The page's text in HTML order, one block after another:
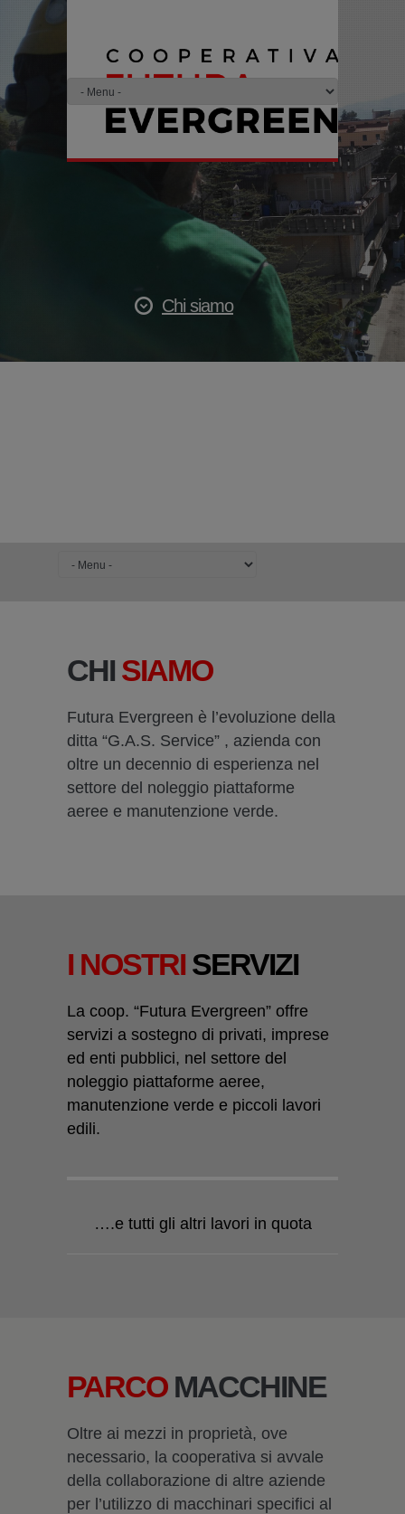
Chi siamo
CHI SIAMO
Futura Evergreen è l’evoluzione della
ditta “G.A.S. Service” , azienda con
oltre un decennio di esperienza nel
settore del noleggio piattaforme
aeree e manutenzione verde.
I NOSTRI SERVIZI
La coop. “Futura Evergreen” offre
servizi a sostegno di privati, imprese
ed enti pubblici, nel settore del
noleggio piattaforme aeree,
manutenzione verde e piccoli lavori
edili.
….e tutti gli altri lavori in quota
PARCOMACCHINE
Oltre ai mezzi in proprietà, ove
necessario, la cooperativa si avvale
della collaborazione di altre aziende
per l’utilizzo di macchinari specifici al